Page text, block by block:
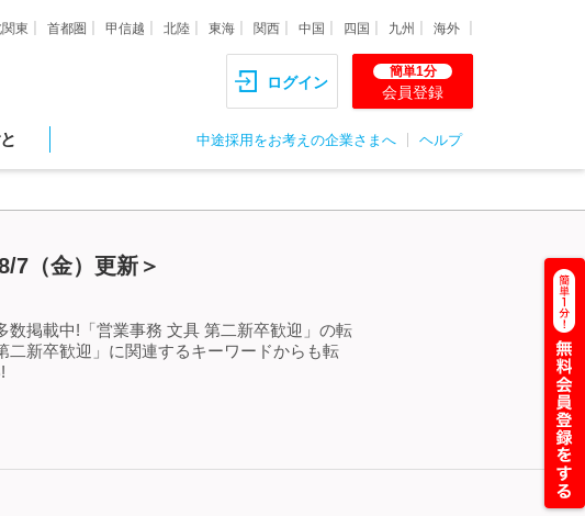
東 首都圏 甲信越 北陸 東海 関西 中国 四国 九州 海外
ログイン
簡単1分
会員登録
中途採用をお考えの企業さまへ ヘルプ
7（金）更新＞
掲載中!「営業事務 文具 第二新卒歓迎」の転
新卒歓迎」に関連するキーワードからも転